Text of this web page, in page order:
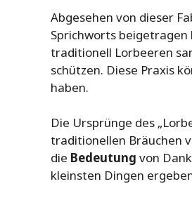
Abgesehen von dieser
Sprichworts beigetragen
traditionell Lorbeeren
schützen. Diese Praxis
haben.
Die Ursprünge des
traditionellen Bräuchen
die Bedeutung von
kleinsten Dingen